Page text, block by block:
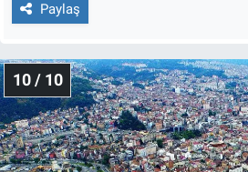
Paylaş
10 / 10